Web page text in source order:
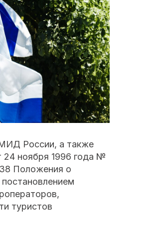
России, а также
24 ноября 1996 года №
Положения о
туристов